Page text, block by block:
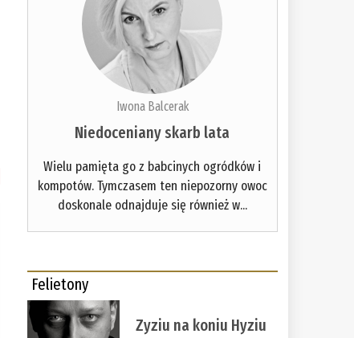
Iwona Balcerak
Niedoceniany skarb lata
Wielu pamięta go z babcinych ogródków i
kompotów. Tymczasem ten niepozorny owoc
doskonale odnajduje się również w...
Felietony
Zyziu na koniu Hyziu